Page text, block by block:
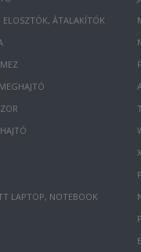
ELOSZTÓK, ÁTALAKÍTÓK
LAPTOP, NOTEBOOK